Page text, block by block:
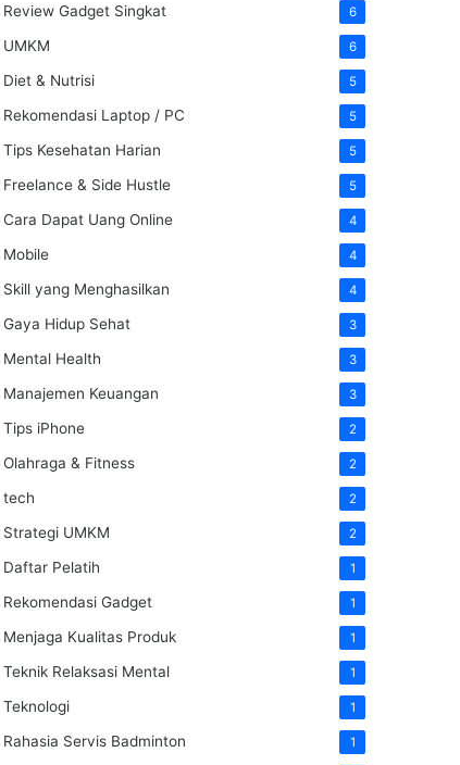
Review Gadget Singkat 6
UMKM 6
Diet & Nutrisi 5
Rekomendasi Laptop / PC 5
Tips Kesehatan Harian 5
Freelance & Side Hustle 5
Cara Dapat Uang Online 4
Mobile 4
Skill yang Menghasilkan 4
Gaya Hidup Sehat 3
Mental Health 3
Manajemen Keuangan 3
Tips iPhone 2
Olahraga & Fitness 2
tech 2
Strategi UMKM 2
Daftar Pelatih 1
Rekomendasi Gadget 1
Menjaga Kualitas Produk 1
Teknik Relaksasi Mental 1
Teknologi 1
Rahasia Servis Badminton 1